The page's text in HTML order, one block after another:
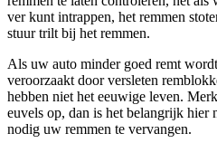
ver kunt intrappen, het remmen
stuur trilt bij het remmen.
Als uw auto minder goed remt
veroorzaakt door versleten
hebben niet het eeuwige leven.
euvels op, dan is het belangrijk hier
nodig uw remmen te vervangen.